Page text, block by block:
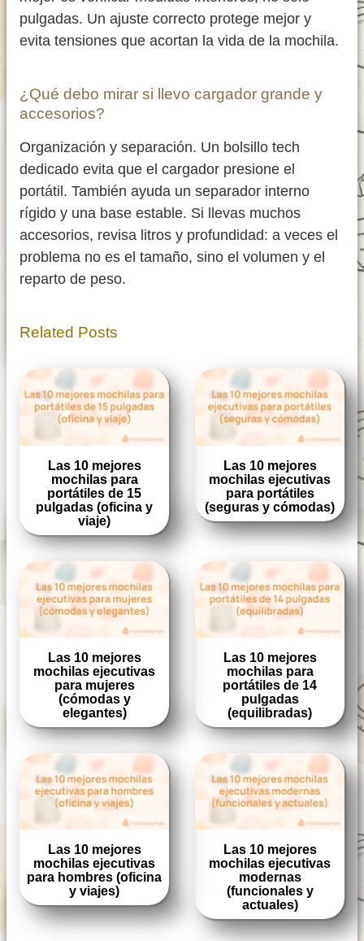
pulgadas. Un ajuste correcto protege mejor y
evita tensiones que acortan la vida de la mochila.
¿Qué debo mirar si llevo cargador grande y
accesorios?
Organización y separación. Un bolsillo tech
dedicado evita que el cargador presione el
portátil. También ayuda un separador interno
rígido y una base estable. Si llevas muchos
accesorios, revisa litros y profundidad: a veces el
problema no es el tamaño, sino el volumen y el
reparto de peso.
Related Posts
Las 10 mejores
mochilas para
portátiles de 15
pulgadas (oficina y
viaje)
Las 10 mejores
mochilas ejecutivas
para portátiles
(seguras y cómodas)
Las 10 mejores
mochilas ejecutivas
para mujeres
(cómodas y
elegantes)
Las 10 mejores
mochilas para
portátiles de 14
pulgadas
(equilibradas)
Las 10 mejores
mochilas ejecutivas
para hombres (oficina
y viajes)
Las 10 mejores
mochilas ejecutivas
modernas
(funcionales y
actuales)